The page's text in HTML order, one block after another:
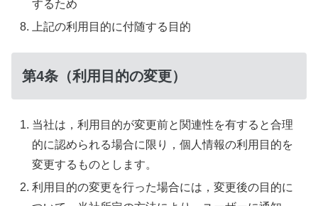
するため
上記の利用目的に付随する目的
第4条（利用目的の変更）
当社は，利用目的が変更前と関連性を有すると合理
的に認められる場合に限り，個人情報の利用目的を
変更するものとします。
利用目的の変更を行った場合には，変更後の目的に